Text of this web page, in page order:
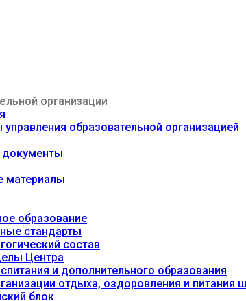
организации
управления образовательной организацией
материалы
образование
стандарты
состав
Центра
и дополнительного образования
отдыха, оздоровления и питания
блок